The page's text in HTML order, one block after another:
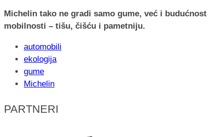
Michelin tako ne gradi samo gume, već i budućnost
mobilnosti – tišu, čišću i pametniju.
automobili
ekologija
gume
Michelin
PARTNERI